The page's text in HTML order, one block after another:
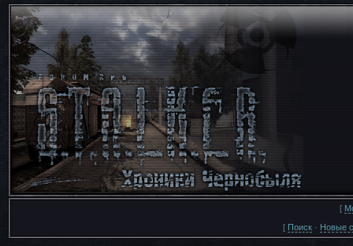
[
[ Поиск · Новые